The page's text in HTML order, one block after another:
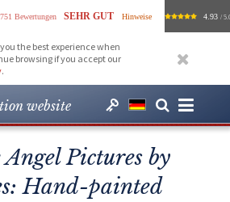
751 Bewertungen SEHR GUT Hinweise 4.93 /
the best experience when
browsing if you accept our
.
website
Pictures by
Hand-painted